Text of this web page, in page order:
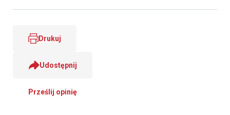
Drukuj
Udostępnij
Prześlij opinię